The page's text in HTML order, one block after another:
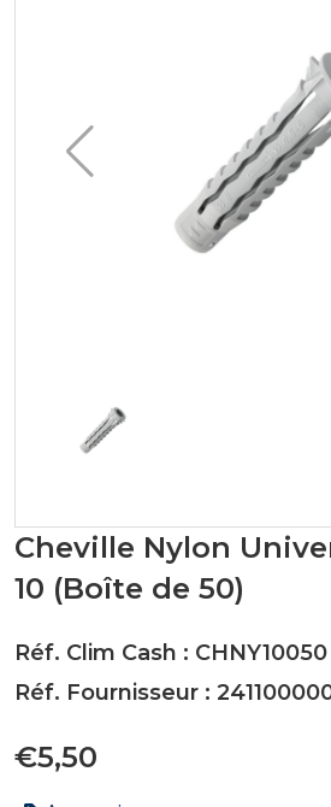
Cheville Nylon
10 (Boîte de 50)
Réf. Clim Cash : CHNY10050
Réf. Fournisseur :
€5,50